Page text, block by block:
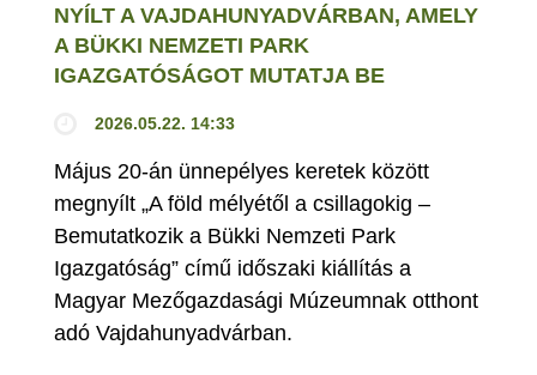
NYÍLT A VAJDAHUNYADVÁRBAN, AMELY
A BÜKKI NEMZETI PARK
IGAZGATÓSÁGOT MUTATJA BE
2026.05.22. 14:33
Május 20-án ünnepélyes keretek között
megnyílt „A föld mélyétől a csillagokig –
Bemutatkozik a Bükki Nemzeti Park
Igazgatóság” című időszaki kiállítás a
Magyar Mezőgazdasági Múzeumnak otthont
adó Vajdahunyadvárban.